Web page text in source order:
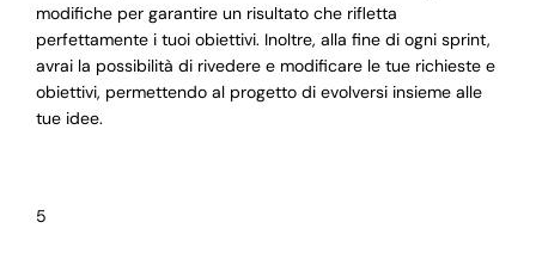
modifiche per garantire un risultato che rifletta
perfettamente i tuoi obiettivi. Inoltre, alla fine di ogni sprint,
avrai la possibilità di rivedere e modificare le tue richieste e
obiettivi, permettendo al progetto di evolversi insieme alle
tue idee.
5